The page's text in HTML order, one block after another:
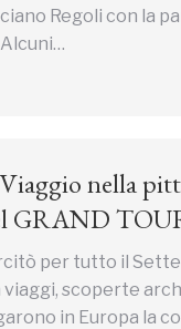
Regoli con la
nella
GRAND
per tutto il
scoperte
in Europa la